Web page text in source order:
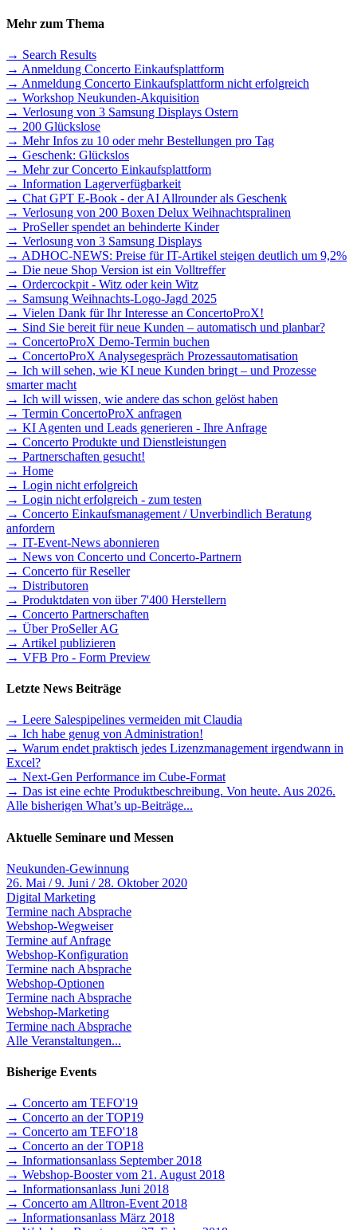
Mehr zum Thema
→ Search Results
→ Anmeldung Concerto Einkaufsplattform
→ Anmeldung Concerto Einkaufsplattform nicht erfolgreich
→ Workshop Neukunden-Akquisition
→ Verlosung von 3 Samsung Displays Ostern
→ 200 Glückslose
→ Mehr Infos zu 10 oder mehr Bestellungen pro Tag
→ Geschenk: Glückslos
→ Mehr zur Concerto Einkaufsplattform
→ Information Lagerverfügbarkeit
→ Chat GPT E-Book - der AI Allrounder als Geschenk
→ Verlosung von 200 Boxen Delux Weihnachtspralinen
→ ProSeller spendet an behinderte Kinder
→ Verlosung von 3 Samsung Displays
→ ADHOC-NEWS: Preise für IT-Artikel steigen deutlich um 9,2%
→ Die neue Shop Version ist ein Volltreffer
→ Ordercockpit - Witz oder kein Witz
→ Samsung Weihnachts-Logo-Jagd 2025
→ Vielen Dank für Ihr Interesse an ConcertoProX!
→ Sind Sie bereit für neue Kunden – automatisch und planbar?
→ ConcertoProX Demo-Termin buchen
→ ConcertoProX Analysegespräch Prozessautomatisation
→ Ich will sehen, wie KI neue Kunden bringt – und Prozesse
smarter macht
→ Ich will wissen, wie andere das schon gelöst haben
→ Termin ConcertoProX anfragen
→ KI Agenten und Leads generieren - Ihre Anfrage
→ Concerto Produkte und Dienstleistungen
→ Partnerschaften gesucht!
→ Home
→ Login nicht erfolgreich
→ Login nicht erfolgreich - zum testen
→ Concerto Einkaufsmanagement / Unverbindlich Beratung
anfordern
→ IT-Event-News abonnieren
→ News von Concerto und Concerto-Partnern
→ Concerto für Reseller
→ Distributoren
→ Produktdaten von über 7'400 Herstellern
→ Concerto Partnerschaften
→ Über ProSeller AG
→ Artikel publizieren
→ VFB Pro - Form Preview
Letzte News Beiträge
→ Leere Salespipelines vermeiden mit Claudia
→ Ich habe genug von Administration!
→ Warum endet praktisch jedes Lizenzmanagement irgendwann in
Excel?
→ Next-Gen Performance im Cube-Format
→ Das ist eine echte Produktbeschreibung. Von heute. Aus 2026.
Alle bisherigen What’s up-Beiträge...
Aktuelle Seminare und Messen
Neukunden-Gewinnung
26. Mai / 9. Juni / 28. Oktober 2020
Digital Marketing
Termine nach Absprache
Webshop-Wegweiser
Termine auf Anfrage
Webshop-Konfiguration
Termine nach Absprache
Webshop-Optionen
Termine nach Absprache
Webshop-Marketing
Termine nach Absprache
Alle Veranstaltungen...
Bisherige Events
→ Concerto am TEFO'19
→ Concerto an der TOP19
→ Concerto am TEFO'18
→ Concerto an der TOP18
→ Informationsanlass September 2018
→ Webshop-Booster vom 21. August 2018
→ Informationsanlass Juni 2018
→ Concerto am Alltron-Event 2018
→ Informationsanlass März 2018